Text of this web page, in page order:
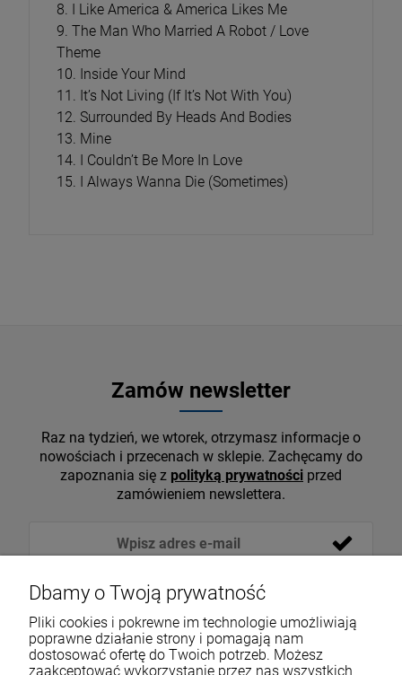
8. I Like America & America Likes Me
9. The Man Who Married A Robot / Love
Theme
10. Inside Your Mind
11. It’s Not Living (If It’s Not With You)
12. Surrounded By Heads And Bodies
13. Mine
14. I Couldn’t Be More In Love
15. I Always Wanna Die (Sometimes)
Zamów newsletter
Raz na tydzień, we wtorek, otrzymasz informacje o
nowościach i przecenach w sklepie. Zachęcamy do
zapoznania się z polityką prywatności przed
zamówieniem newslettera.
Dbamy o Twoją prywatność
Pliki cookies i pokrewne im technologie umożliwiają
poprawne działanie strony i pomagają nam
dostosować ofertę do Twoich potrzeb. Możesz
zaakceptować wykorzystanie przez nas wszystkich